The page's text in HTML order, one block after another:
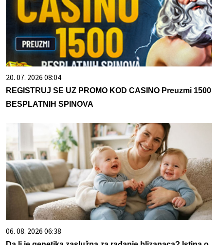
20. 07. 2026 08:04
REGISTRUJ SE UZ PROMO KOD CASINO Preuzmi 1500
BESPLATNIH SPINOVA
06. 08. 2026 06:38